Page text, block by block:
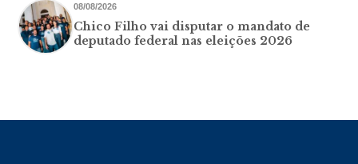
08/08/2026
Chico Filho vai disputar o mandato de
deputado federal nas eleições 2026